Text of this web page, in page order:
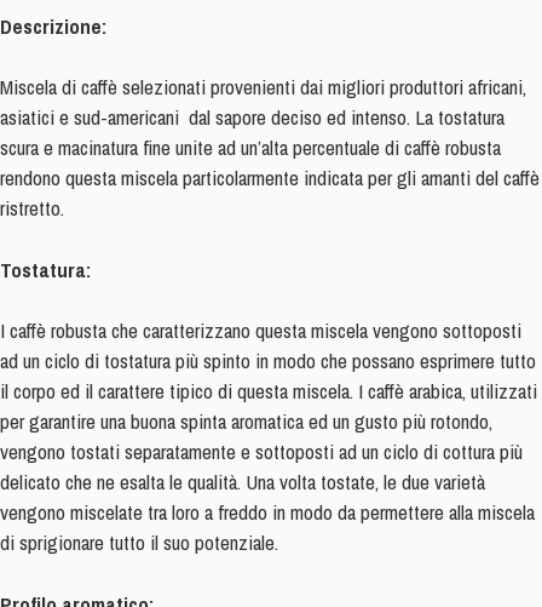
Descrizione:
Miscela di caffè selezionati provenienti dai migliori produttori africani,
asiatici e sud-americani dal sapore deciso ed intenso. La tostatura
scura e macinatura fine unite ad un’alta percentuale di caffè robusta
rendono questa miscela particolarmente indicata per gli amanti del caffè
ristretto.
Tostatura:
I caffè robusta che caratterizzano questa miscela vengono sottoposti
ad un ciclo di tostatura più spinto in modo che possano esprimere tutto
il corpo ed il carattere tipico di questa miscela. I caffè arabica, utilizzati
per garantire una buona spinta aromatica ed un gusto più rotondo,
vengono tostati separatamente e sottoposti ad un ciclo di cottura più
delicato che ne esalta le qualità. Una volta tostate, le due varietà
vengono miscelate tra loro a freddo in modo da permettere alla miscela
di sprigionare tutto il suo potenziale.